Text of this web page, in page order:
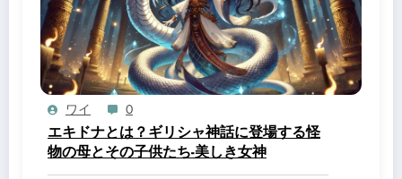
ワイ 0
エキドナとは？ギリシャ神話に登場する怪
物の母とその子供たち-美しき女神